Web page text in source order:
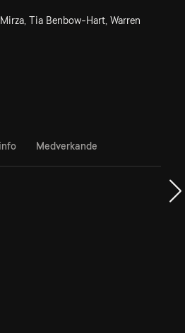
Tia Benbow-Hart, Warren
Medverkande